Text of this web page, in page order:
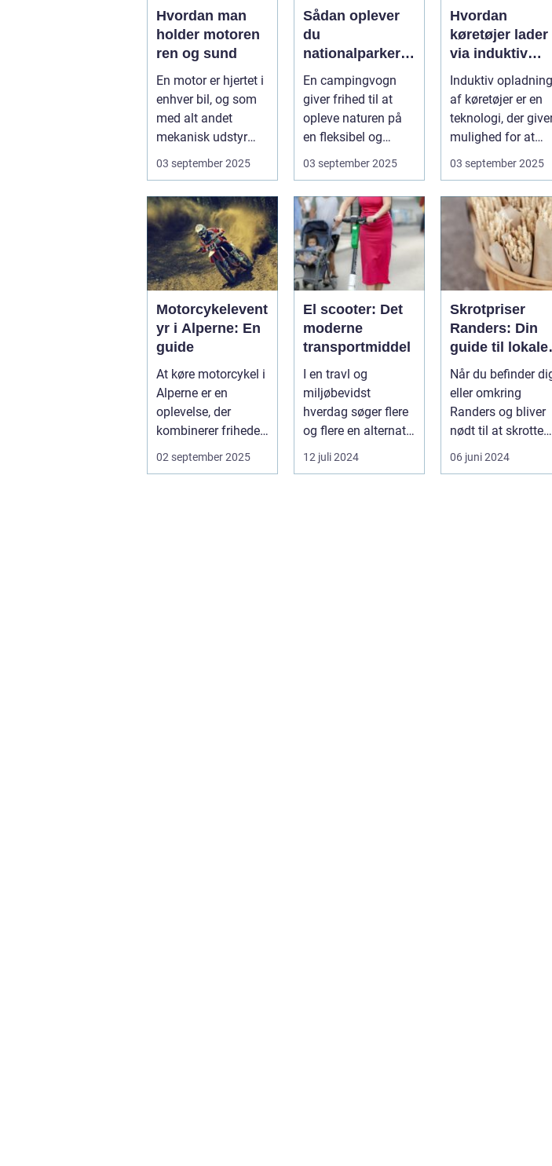
Hvordan man
holder motoren
ren og sund
En motor er hjertet i
enhver bil, og som
med alt andet
mekanisk udstyr
kræver den omsorg
for a...
03 september 2025
Sådan oplever
du
nationalparker
fra din
campingvogn
En campingvogn
giver frihed til at
opleve naturen på
en fleksibel og
komfortabel måde.
03 september 2025
Hvordan
køretøjer lader
via induktiv
opladning
Induktiv opladning
af køretøjer er en
teknologi, der
mulighed for at
oplade uden...
03 september 2025
Motorcykelevent
yr i Alperne: En
guide
At køre motorcykel i
Alperne er en
oplevelse, der
kombinerer friheden
på to hjul med no...
02 september 2025
El scooter: Det
moderne
transportmiddel
I en travl og
miljøbevidst
hverdag søger flere
og flere en alternativ
form for transport.
El scooter...
12 juli 2024
Skrotpriser
Randers: Din
guide til lokale
muligheder
Når du befinder
eller omkring
Randers og bliver
nødt til at skrotte
din bil, gammelt
elle...
06 juni 2024